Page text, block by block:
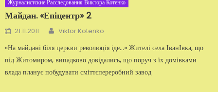
Журналистские Расследования Виктора Котенко
Майдан. «Епіцентр» 2
Добавлено
21.11.2011 Автор
Viktor Kotenko
«На майдані біля церкви революція іде...» Жителі села ІванІвка, що
під Житомиром, випадково довідались, що поруч з їх домівками
влада планує побудувати сміттєпереробний завод